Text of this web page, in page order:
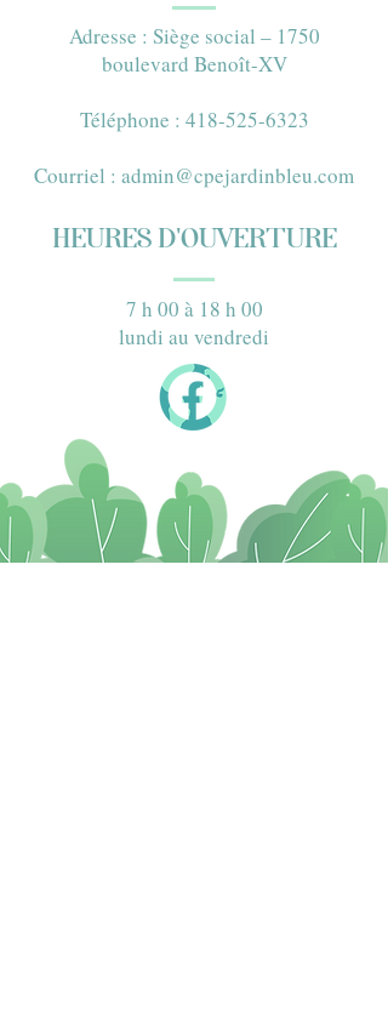
Adresse : Siège social – 1750
boulevard Benoît-XV​
Téléphone : 418-525-6323​
Courriel : admin@cpejardinbleu.com
HEURES D'OUVERTURE
7 h 00 à 18 h 00
lundi au vendredi